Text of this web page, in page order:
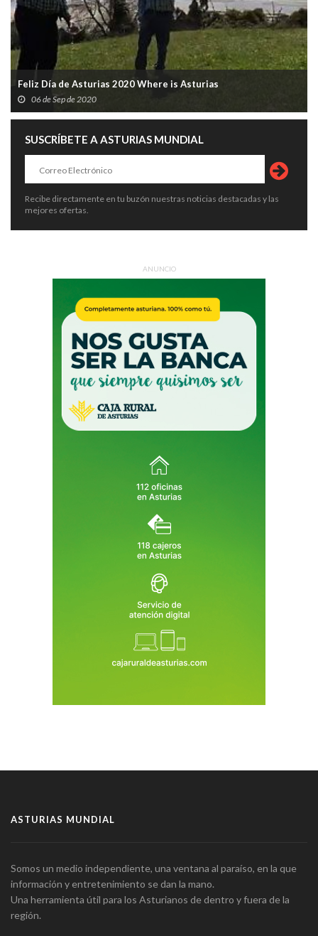
Feliz Día de Asturias 2020 Where is Asturias
06 de Sep de 2020
SUSCRÍBETE A ASTURIAS MUNDIAL
Recibe directamente en tu buzón nuestras noticias destacadas y las
mejores ofertas.
ANUNCIO
ASTURIAS MUNDIAL
Somos un medio independiente, una ventana al paraíso, en la que
información y entretenimiento se dan la mano.
Una herramienta útil para los Asturianos de dentro y fuera de la
región.